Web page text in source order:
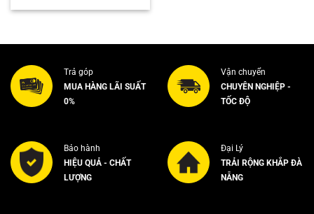
là:
tại
Trả góp
MUA HÀNG LÃI SUẤT
0%
Vận chuyển
CHUYÊN NGHIỆP -
TỐC ĐỘ
Bảo hành
HIỆU QUẢ - CHẤT
LƯỢNG
Đại Lý
TRẢI RỘNG KHẮP ĐÀ
NẴNG